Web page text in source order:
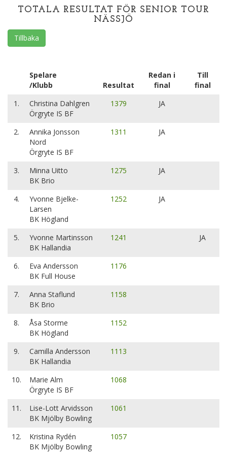
TOTALA RESULTAT FÖR SENIOR TOUR
NÄSSJÖ
Tillbaka
Spelare
/Klubb
Resultat
Redan i
final
Till
final
1.
Christina Dahlgren
Örgryte IS BF
1379 JA
2.
Annika Jonsson
Nord
Örgryte IS BF
1311 JA
3.
Minna Uitto
BK Brio
1275 JA
4.
Yvonne Bjelke-
Larsen
BK Högland
1252 JA
5.
Yvonne Martinsson
BK Hallandia
1241 JA
6.
Eva Andersson
BK Full House
1176
7.
Anna Staflund
BK Brio
1158
8.
Åsa Storme
BK Högland
1152
9.
Camilla Andersson
BK Hallandia
1113
10.
Marie Alm
Örgryte IS BF
1068
11.
Lise-Lott Arvidsson
BK Mjölby Bowling
1061
12.
Kristina Rydén
BK Mjölby Bowling
1057